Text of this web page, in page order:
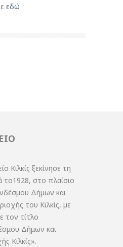
εδώ
Κιλκίς ξεκίνησε τη
το1928, στο πλαίσιο
Δήμων και
του Κιλκίς, με
τον τίτλο
Δήμων και
Κιλκίς».